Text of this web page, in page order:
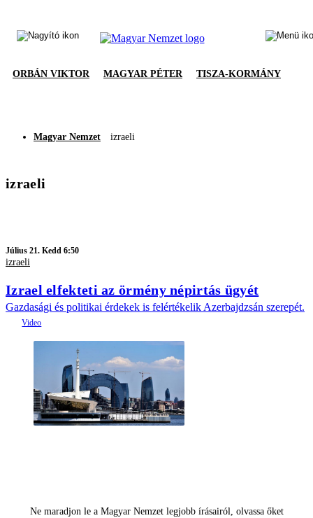
ORBÁN VIKTOR MAGYAR PÉTER TISZA-KORMÁNY
Magyar Nemzet izraeli
izraeli
Július 21. Kedd 6:50
izraeli
Izrael elfekteti az örmény népirtás ügyét
Gazdasági és politikai érdekek is felértékelik Azerbajdzsán szerepét.
Ne maradjon le a Magyar Nemzet legjobb írásairól, olvassa őket